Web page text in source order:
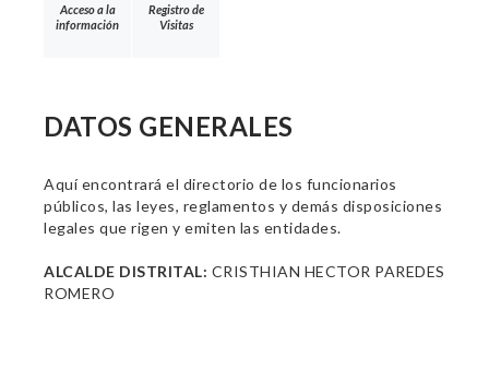
Acceso a la
información
Registro de
Visitas
DATOS GENERALES
Aquí encontrará el directorio de los funcionarios
públicos, las leyes, reglamentos y demás disposiciones
legales que rigen y emiten las entidades.
ALCALDE DISTRITAL: CRISTHIAN HECTOR PAREDES
ROMERO